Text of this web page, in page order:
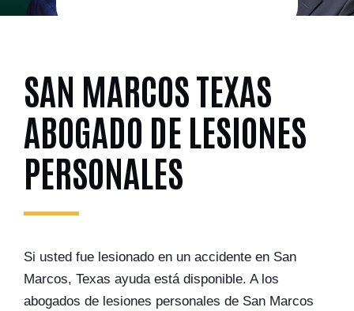
SAN MARCOS TEXAS
ABOGADO DE LESIONES
PERSONALES
Si usted fue lesionado en un accidente en San
Marcos, Texas ayuda está disponible. A los
abogados de lesiones personales de San Marcos